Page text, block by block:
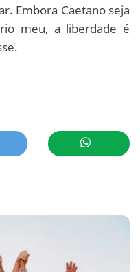
Embora Caetano seja
meu, a liberdade é